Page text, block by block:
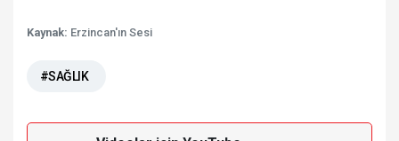
Kaynak: Erzincan'ın Sesi
#SAĞLIK